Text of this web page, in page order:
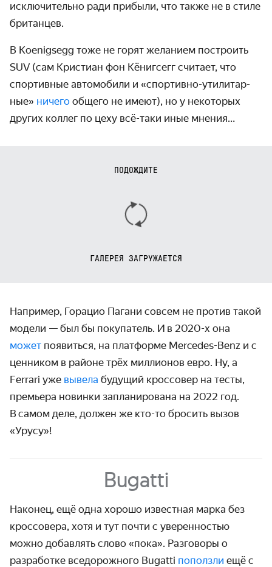
исключи­тельно ради прибыли, что также не в стиле
британцев.
В Koenigsegg тоже не горят желанием построить
SUV (сам Кристиан фон Кёниг­сегг считает, что
спортивные автомо­били и «спортивно-утилитар­
ные» ничего общего не имеют), но у некоторых
других коллег по цеху всё-таки иные мнения…
ПОДОЖДИТЕ
ГАЛЕРЕЯ ЗАГРУЖАЕТСЯ
Например, Горацио Пагани совсем не против такой
модели — был бы покупатель. И в 2020-х она
может появиться, на платформе Mercedes-Benz и с
ценником в районе трёх миллионов евро. Ну, а
Ferrari уже вывела будущий кроссовер на тесты,
премьера новинки заплани­рована на 2022 год.
В самом деле, должен же кто-то бросить вызов
«Урусу»!
Bugatti
Наконец, ещё одна хорошо известная марка без
кроссовера, хотя и тут почти с уверен­ностью
можно добавлять слово «пока». Разговоры о
разработке вседорож­ного Bugatti поползли ещё с